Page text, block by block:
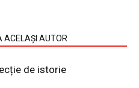
ACELAȘI AUTOR
de istorie